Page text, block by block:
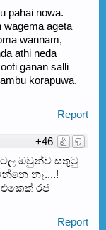
pahai nowa.
wagema ageta
wannam,
athi neda
ganan salli
korapuwa.
Report
+46
ඔවුන්ව සතුටු
නෑ....!
රජ
Report